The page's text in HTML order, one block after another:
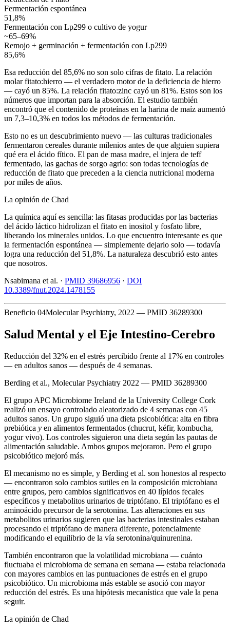
Fermentación espontánea
51,8%
Fermentación con Lp299 o cultivo de yogur
~65–69%
Remojo + germinación + fermentación con Lp299
85,6%
Esa reducción del 85,6% no son solo cifras de fitato. La relación
molar fitato:hierro — el verdadero motor de la deficiencia de hierro
— cayó un 85%. La relación fitato:zinc cayó un 81%. Estos son los
números que importan para la absorción. El estudio también
encontró que el contenido de proteínas en la harina de maíz aumentó
un 7,3–10,3% en todos los métodos de fermentación.
Esto no es un descubrimiento nuevo — las culturas tradicionales
fermentaron cereales durante milenios antes de que alguien supiera
qué era el ácido fítico. El pan de masa madre, el injera de teff
fermentado, las gachas de sorgo agrio: son todas tecnologías de
reducción de fitato que preceden a la ciencia nutricional moderna
por miles de años.
La opinión de Chad
La química aquí es sencilla: las fitasas producidas por las bacterias
del ácido láctico hidrolizan el fitato en inositol y fosfato libre,
liberando los minerales unidos. Lo que encuentro interesante es que
la fermentación espontánea — simplemente dejarlo solo — todavía
logra una reducción del 51,8%. La naturaleza descubrió esto antes
que nosotros.
Nsabimana et al. · PMID 39686956 · DOI
10.3389/fnut.2024.1478155
Beneficio 04Molecular Psychiatry, 2022 — PMID 36289300
Salud Mental y el Eje Intestino-Cerebro
Reducción del 32% en el estrés percibido frente al 17% en controles
— en adultos sanos — después de 4 semanas.
Berding et al., Molecular Psychiatry 2022 — PMID 36289300
El grupo APC Microbiome Ireland de la University College Cork
realizó un ensayo controlado aleatorizado de 4 semanas con 45
adultos sanos. Un grupo siguió una dieta psicobiótica: alta en fibra
prebiótica y en alimentos fermentados (chucrut, kéfir, kombucha,
yogur vivo). Los controles siguieron una dieta según las pautas de
alimentación saludable. Ambos grupos mejoraron. Pero el grupo
psicobiótico mejoró más.
El mecanismo no es simple, y Berding et al. son honestos al respecto
— encontraron solo cambios sutiles en la composición microbiana
entre grupos, pero cambios significativos en 40 lípidos fecales
específicos y metabolitos urinarios de triptófano. El triptófano es el
aminoácido precursor de la serotonina. Las alteraciones en sus
metabolitos urinarios sugieren que las bacterias intestinales estaban
procesando el triptófano de manera diferente, potencialmente
modificando el equilibrio de la vía serotonina/quinurenina.
También encontraron que la volatilidad microbiana — cuánto
fluctuaba el microbioma de semana en semana — estaba relacionada
con mayores cambios en las puntuaciones de estrés en el grupo
psicobiótico. Un microbioma más estable se asoció con mayor
reducción del estrés. Es una hipótesis mecanística que vale la pena
seguir.
La opinión de Chad